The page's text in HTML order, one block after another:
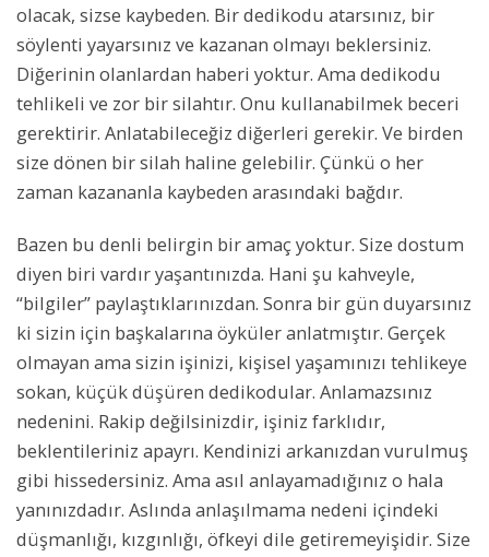
olacak, sizse kaybeden. Bir dedikodu atarsınız, bir
söylenti yayarsınız ve kazanan olmayı beklersiniz.
Diğerinin olanlardan haberi yoktur. Ama dedikodu
tehlikeli ve zor bir silahtır. Onu kullanabilmek beceri
gerektirir. Anlatabileceğiz diğerleri gerekir. Ve birden
size dönen bir silah haline gelebilir. Çünkü o her
zaman kazananla kaybeden arasındaki bağdır.
Bazen bu denli belirgin bir amaç yoktur. Size dostum
diyen biri vardır yaşantınızda. Hani şu kahveyle,
“bilgiler” paylaştıklarınızdan. Sonra bir gün duyarsınız
ki sizin için başkalarına öyküler anlatmıştır. Gerçek
olmayan ama sizin işinizi, kişisel yaşamınızı tehlikeye
sokan, küçük düşüren dedikodular. Anlamazsınız
nedenini. Rakip değilsinizdir, işiniz farklıdır,
beklentileriniz apayrı. Kendinizi arkanızdan vurulmuş
gibi hissedersiniz. Ama asıl anlayamadığınız o hala
yanınızdadır. Aslında anlaşılmama nedeni içindeki
düşmanlığı, kızgınlığı, öfkeyi dile getiremeyişidir. Size